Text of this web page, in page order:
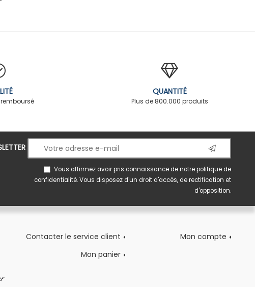
QUANTITÉ
Plus de 800.000 produits
Vous affirmez avoir pris connaissance de notrepolitique de
confidentialité. Vous disposez d'un droit d'accès, de rectification et
d'opposition.
Contacter le service client
Mon compte
Mon panier